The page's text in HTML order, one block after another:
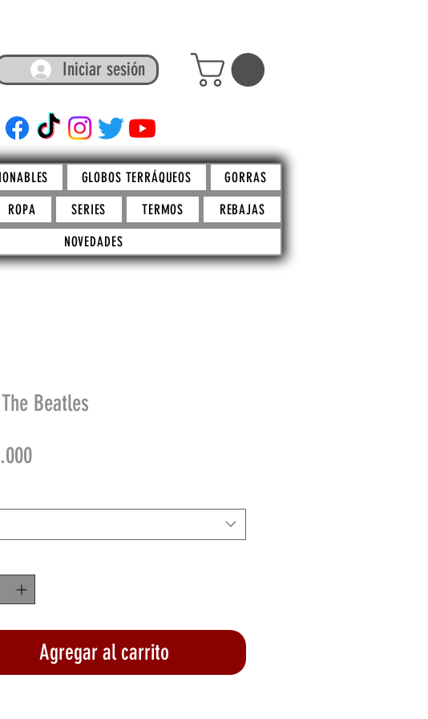
Iniciar sesión
ARTEFACTO STORE
GLOBOS TERRÁQUEOS
GORRAS
ROPA SERIES TERMOS
REBAJAS
NOVEDADES
Beatles
Precio
Agregar al carrito